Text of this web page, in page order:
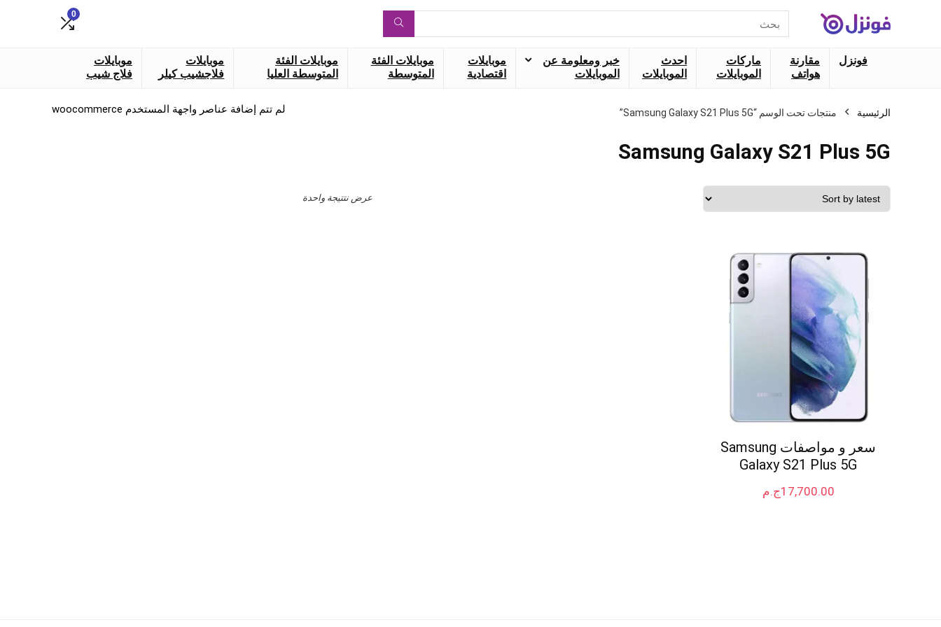
عن:
0
فونزل
مقارنة
هواتف
ماركات
الموبايلات
احدث
الموبايلات
خبر ومعلومة عن
الموبايلات
موبايلات
اقتصادية
موبايلات الفئة
المتوسطة
موبايلات الفئة
المتوسطة العليا
موبايلات
فلاجشيب كيلر
موبايلات
فلاج شيب
الرئيسية منتجات تحت الوسم “Samsung Galaxy S21 Plus 5G”
Samsung Galaxy S21 Plus 5G
عرض نتتيجة واحدة
سعر و مواصفات Samsung
Galaxy S21 Plus 5G
ج.م17,700.00
لم تتم إضافة عناصر واجهة المستخدم woocommerce